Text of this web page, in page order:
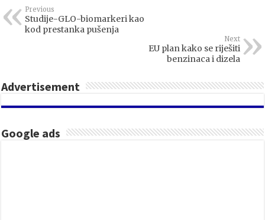
Previous
Studije-GLO-biomarkeri kao
kod prestanka pušenja
Next
EU plan kako se riješiti
benzinaca i dizela
Advertisement
Google ads